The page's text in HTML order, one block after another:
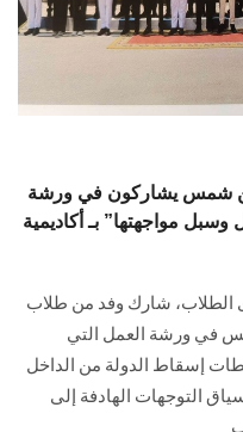
شمس يشاركون في ورشة
مواجهتها” بـ أكاديمية
الطلاب، شارك وفد من طلاب
في ورشة العمل التي
إسقاط الدولة من الداخل
التوجهات الهادفة إلى